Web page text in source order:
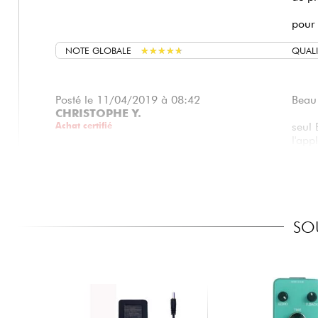
pour
NOTE GLOBALE ★★★★★
★★★★★
Posté le 11/04/2019 à 08:42
CHRISTOPHE Y.
Achat certifié
seul